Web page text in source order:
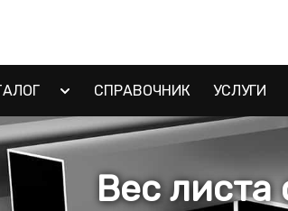
СПРАВОЧНИК УСЛУГИ
Вес листа